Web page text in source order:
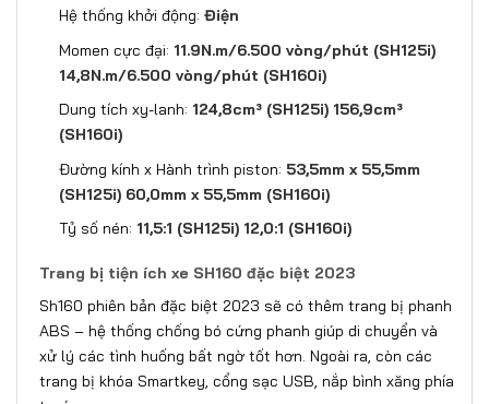
Hệ thống khởi động:Điện
Momen cực đại: 11.9N.m/6.500 vòng/phút (SH125i)
14,8N.m/6.500 vòng/phút (SH160i)
Dung tích xy-lanh: 124,8cm³ (SH125i) 156,9cm³
(SH160i)
Đường kính x Hành trình piston: 53,5mm x 55,5mm
(SH125i) 60,0mm x 55,5mm (SH160i)
Tỷ số nén: 11,5:1 (SH125i) 12,0:1 (SH160i)
Trang bị tiện ích xe SH160 đặc biệt 2023
Sh160 phiên bản đặc biệt 2023 sẽ có thêm trang bị phanh
ABS – hệ thống chống bó cứng phanh giúp di chuyển và
xử lý các tình huống bất ngờ tốt hơn. Ngoài ra, còn các
trang bị khóa Smartkey, cổng sạc USB, nắp bình xăng phía